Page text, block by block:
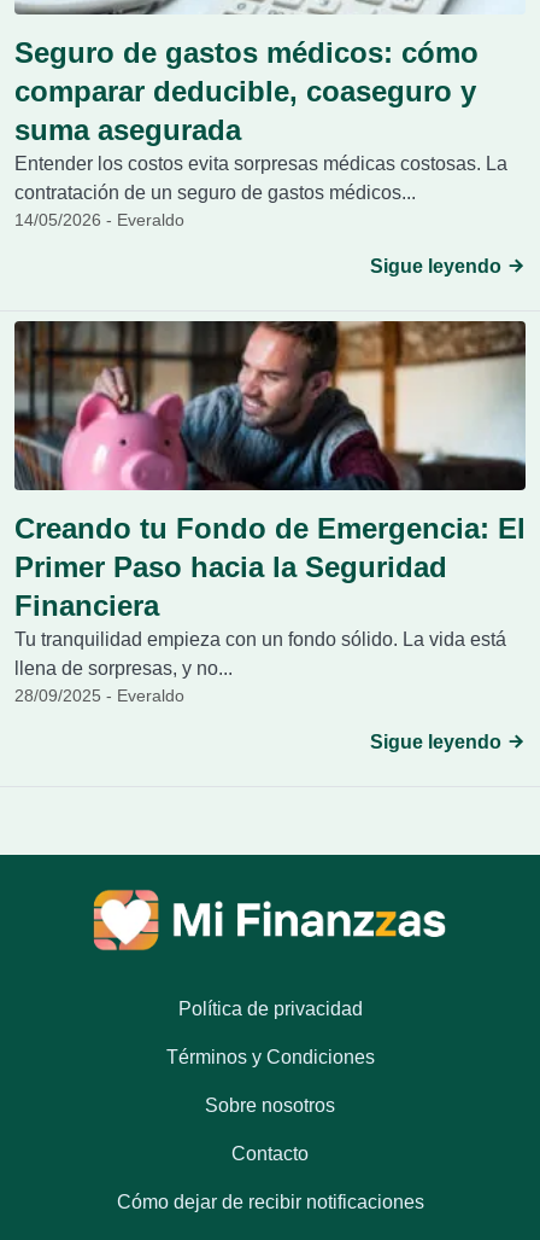
Seguro de gastos médicos: cómo
comparar deducible, coaseguro y
suma asegurada
Entender los costos evita sorpresas médicas costosas. La
contratación de un seguro de gastos médicos...
14/05/2026 - Everaldo
Sigue leyendo
Creando tu Fondo de Emergencia: El
Primer Paso hacia la Seguridad
Financiera
Tu tranquilidad empieza con un fondo sólido. La vida está
llena de sorpresas, y no...
28/09/2025 - Everaldo
Sigue leyendo
Política de privacidad
Términos y Condiciones
Sobre nosotros
Contacto
Cómo dejar de recibir notificaciones